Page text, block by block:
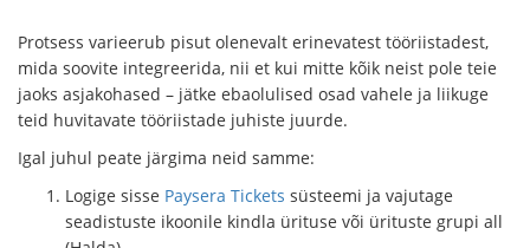
Protsess varieerub pisut olenevalt erinevatest tööriistadest,
mida soovite integreerida, nii et kui mitte kõik neist pole teie
jaoks asjakohased – jätke ebaolulised osad vahele ja liikuge
teid huvitavate tööriistade juhiste juurde.
Igal juhul peate järgima neid samme:
Logige sisse Paysera Tickets süsteemi ja vajutage
seadistuste ikoonile kindla ürituse või ürituste grupi all